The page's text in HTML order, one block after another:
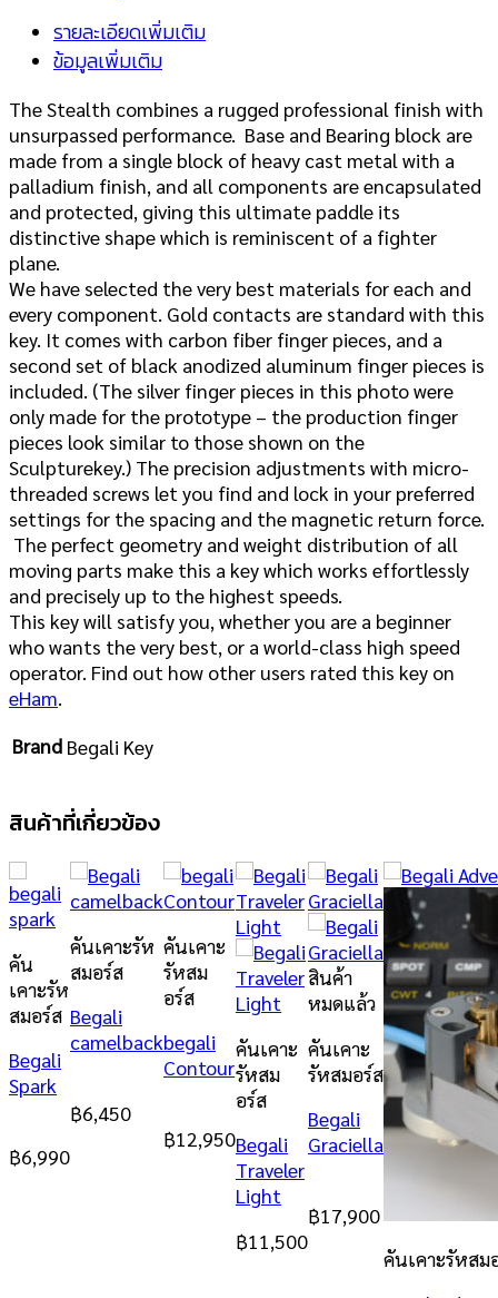
รายละเอียดเพิ่มเติม
ข้อมูลเพิ่มเติม
The Stealth combines a rugged professional finish with
unsurpassed performance. Base and Bearing block are
made from a single block of heavy cast metal with a
palladium finish, and all components are encapsulated
and protected, giving this ultimate paddle its
distinctive shape which is reminiscent of a fighter
plane.
We have selected the very best materials for each and
every component. Gold contacts are standard with this
key. It comes with carbon fiber finger pieces, and a
second set of black anodized aluminum finger pieces is
included. (The silver finger pieces in this photo were
only made for the prototype – the production finger
pieces look similar to those shown on the
Sculpturekey.) The precision adjustments with micro-
threaded screws let you find and lock in your preferred
settings for the spacing and the magnetic return force.
The perfect geometry and weight distribution of all
moving parts make this a key which works effortlessly
and precisely up to the highest speeds.
This key will satisfy you, whether you are a beginner
who wants the very best, or a world-class high speed
operator. Find out how other users rated this key on
eHam.
Brand Begali Key
สินค้าที่เกี่ยวข้อง
คัน
เคาะรัห
สมอร์ส
Begali
Spark
฿6,990
คันเคาะรัห
สมอร์ส
Begali
camelback
฿6,450
คันเคาะ
รัหสม
อร์ส
begali
Contour
฿12,950
คันเคาะ
รัหสม
อร์ส
Begali
Traveler
Light
฿11,500
สินค้า
หมดแล้ว
คันเคาะ
รัหสมอร์ส
Begali
Graciella
฿17,900
คันเคาะรัหสม